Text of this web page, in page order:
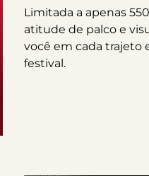
Limitada a apenas
atitude de palco e
você em cada trajeto
festival.